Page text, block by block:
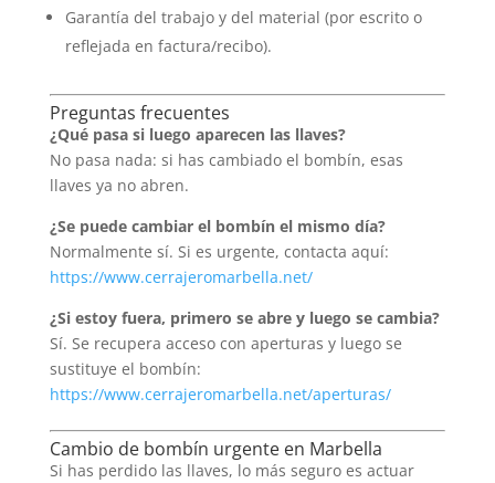
Garantía del trabajo y del material (por escrito o
reflejada en factura/recibo).
Preguntas frecuentes
¿Qué pasa si luego aparecen las llaves?
No pasa nada: si has cambiado el bombín, esas
llaves ya no abren.
¿Se puede cambiar el bombín el mismo día?
Normalmente sí. Si es urgente, contacta aquí:
https://www.cerrajeromarbella.net/
¿Si estoy fuera, primero se abre y luego se cambia?
Sí. Se recupera acceso con aperturas y luego se
sustituye el bombín:
https://www.cerrajeromarbella.net/aperturas/
Cambio de bombín urgente en Marbella
Si has perdido las llaves, lo más seguro es actuar